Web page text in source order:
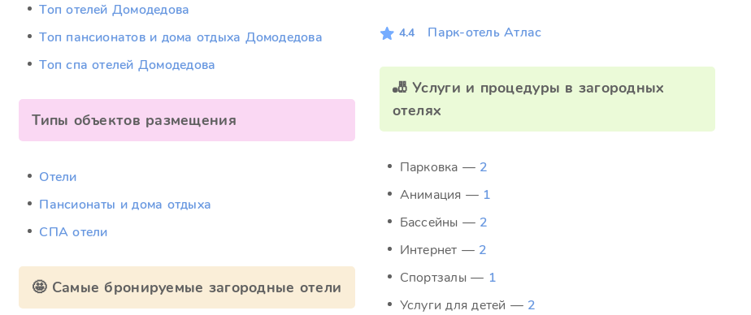
Топ отелей Домодедова
Топ пансионатов и дома отдыха Домодедова
Топ спа отелей Домодедова
Типы объектов размещения
Отели
Пансионаты и дома отдыха
СПА отели
🤩 Самые бронируемые загородные отели
4.4 Парк-отель Атлас
🎳 Услуги и процедуры в загородных
отелях
Парковка — 2
Анимация — 1
Бассейны — 2
Интернет — 2
Спортзалы — 1
Услуги для детей — 2